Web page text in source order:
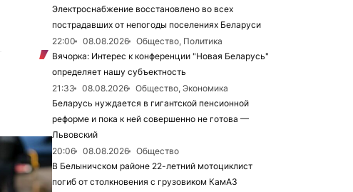
Электроснабжение восстановлено во всех
пострадавших от непогоды поселениях Беларуси
22:00
08.08.2026
Общество, Политика
Вячорка: Интерес к конференции "Новая Беларусь"
определяет нашу субъектность
21:33
08.08.2026
Общество, Экономика
Беларусь нуждается в гигантской пенсионной
реформе и пока к ней совершенно не готова —
Львовский
20:06
08.08.2026
Общество
В Белыничском районе 22-летний мотоциклист
погиб от столкновения с грузовиком КамАЗ